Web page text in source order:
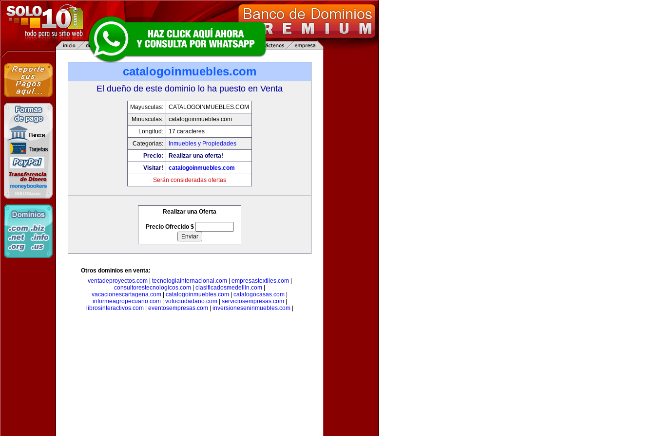
catalogoinmuebles.com
El dueño de este dominio lo ha puesto en Venta
Mayusculas:
CATALOGOINMUEBLES.COM
Minusculas:
catalogoinmuebles.com
Longitud:
17 caracteres
Categorias:
Inmuebles y Propiedades
Precio:
Realizar una oferta!
Visitar!
catalogoinmuebles.com
Serán consideradas ofertas
Realizar una Oferta
Precio Ofrecido $
Otros dominios en venta:
ventadeproyectos.com| tecnologiainternacional.com| empresastextiles.com|
consultorestecnologicos.com
clasificadosmedellin.com
vacacionescartagena.com
catalogoinmuebles.com catalogocasas.com
informeagropecuario.com| votociudadano.com| serviciosempresas.com|
librosinteractivos.com| eventosempresas.com| inversioneseninmuebles.com|